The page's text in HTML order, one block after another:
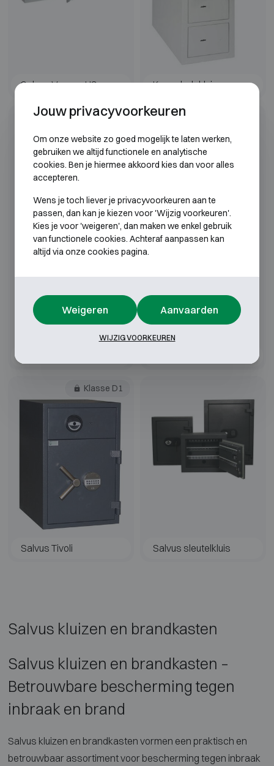
Salvus kluizen en brandkasten
Salvus kluizen en brandkasten –
Betrouwbare bescherming tegen
inbraak en brand
Salvus kluizen en brandkasten vormen een praktisch en
betrouwbaar assortiment voor bescherming tegen inbraak
Salvus Verona HS Kassaladekluis
Klasse S2
Klasse D1
Salvus Tivoli Salvus sleutelkluis
Jouw privacyvoorkeuren
Om onze website zo goed mogelijk te laten werken,
gebruiken we altijd functionele en analytische
cookies. Ben je hiermee akkoord kies dan voor alles
accepteren.
Wens je toch liever je privacyvoorkeuren aan te
passen, dan kan je kiezen voor 'Wijzig voorkeuren'.
Kies je voor 'weigeren', dan maken we enkel gebruik
van functionele cookies. Achteraf aanpassen kan
altijd via onze cookies pagina.
Weigeren Aanvaarden
WIJZIG VOORKEUREN